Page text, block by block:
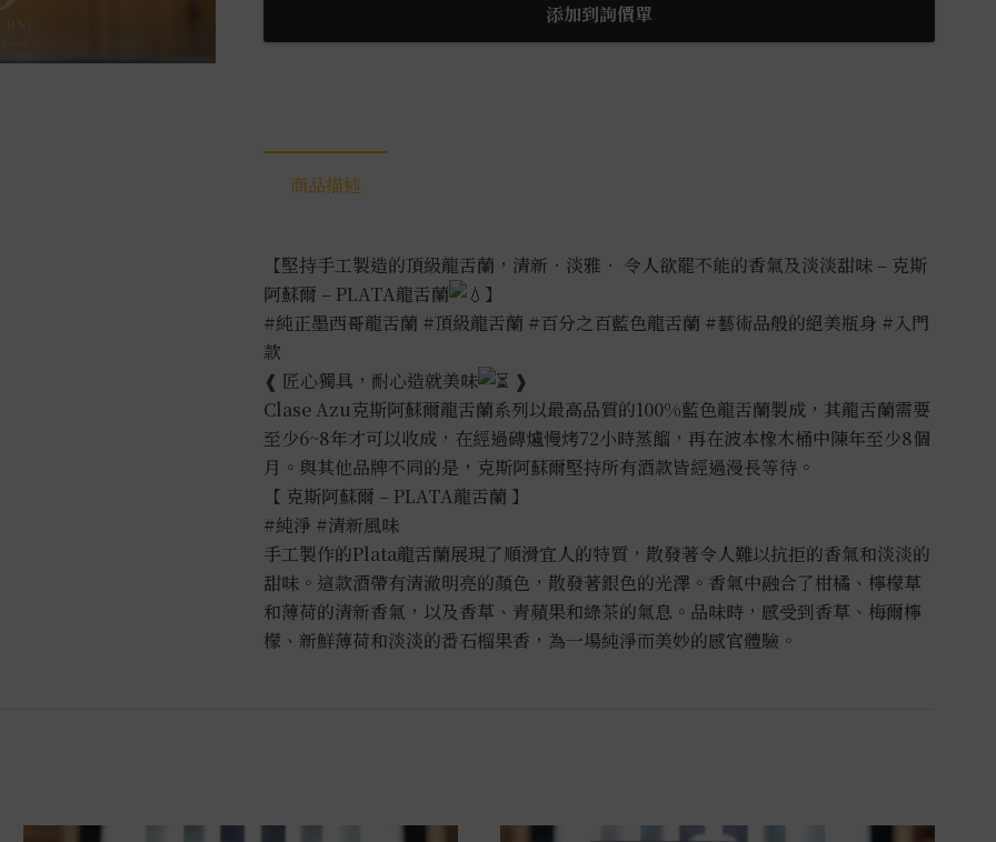
0.75L
添加到詢價單
商品描述
【堅持手工製造的頂級龍舌蘭，清新．淡雅． 令人欲罷不能的香氣及淡淡甜味 – 克斯
阿蘇爾 – PLATA龍舌蘭
】
#純正墨西哥龍舌蘭 #頂級龍舌蘭 #百分之百藍色龍舌蘭 #藝術品般的絕美瓶身 #入門
款
❰ 匠心獨具，耐心造就美味
❱
Clase Azu克斯阿蘇爾龍舌蘭系列以最高品質的100%藍色龍舌蘭製成，其龍舌蘭需要
至少6~8年才可以收成，在經過磚爐慢烤72小時蒸餾，再在波本橡木桶中陳年至少8個
月。與其他品牌不同的是，克斯阿蘇爾堅持所有酒款皆經過漫長等待。
【 克斯阿蘇爾 – PLATA龍舌蘭 】
#純淨 #清新風味
手工製作的Plata龍舌蘭展現了順滑宜人的特質，散發著令人難以抗拒的香氣和淡淡的
甜味。這款酒帶有清澈明亮的顏色，散發著銀色的光澤。香氣中融合了柑橘、檸檬草
和薄荷的清新香氣，以及香草、青蘋果和綠茶的氣息。品味時，感受到香草、梅爾檸
檬、新鮮薄荷和淡淡的番石榴果香，為一場純淨而美妙的感官體驗。